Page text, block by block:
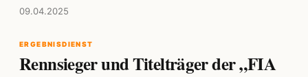
09.04.2025
ERGEBNISDIENST
Rennsieger und Titelträger der „FIA